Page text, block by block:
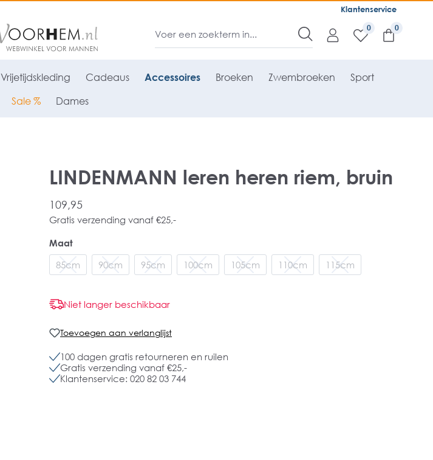
Klantenservice
0
Vrijetijdskleding Cadeaus Accessoires Broeken Zwembroeken Sport
Sale % Dames
LINDENMANN leren heren riem, bruin
109,95
Gratis verzending vanaf €25,-
Maat
85cm
90cm 95cm 100cm 105cm 110cm 115cm
Niet langer beschikbaar
Toevoegen aan verlanglijst
100 dagen gratis retourneren en ruilen
Gratis verzending vanaf €25,-
Klantenservice: 020 82 03 744